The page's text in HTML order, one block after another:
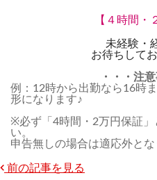
【４時間・
未経験・
お待ちして
・・・注
例：12時から出勤なら16時
形になります♪
※必ず「4時間・2万円保証」
い。
申告無しの場合は適応外とな
前の記事を見る